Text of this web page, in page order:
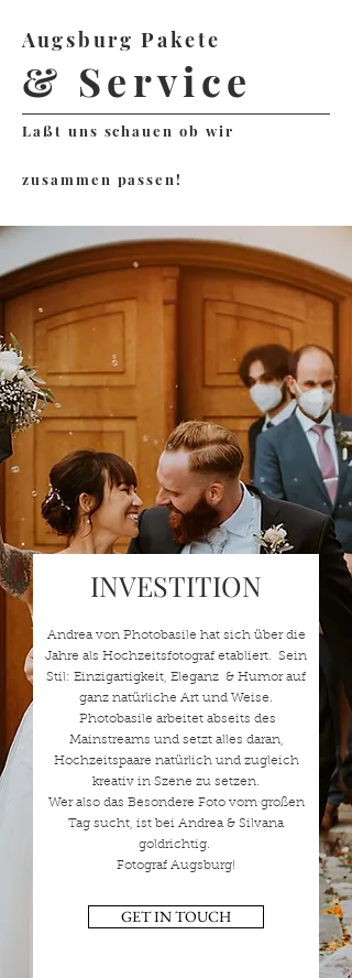
Augsburg Pakete
& Service
Laßt uns schauen ob wir
zusammen passen!
INVESTITION
Andrea von Photobasile hat sich über die
Jahre als Hochzeitsfotograf etabliert. Sein
Stil: Einzigartigkeit, Eleganz & Humor auf
ganz natürliche Art und Weise.
Photobasile arbeitet abseits des
Mainstreams und setzt alles daran,
Hochzeitspaare natürlich und zugleich
kreativ in Szene zu setzen.
Wer also das Besondere Foto vom großen
Tag sucht, ist bei Andrea & Silvana
goldrichtig.
Fotograf Augsburg!
GET IN TOUCH